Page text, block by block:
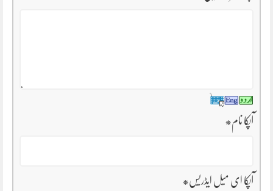
آپکا نام*
آپکا ای میل ایڈریس*